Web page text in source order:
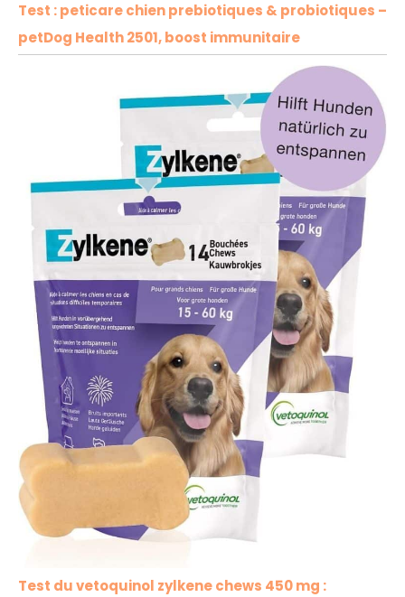
Test : peticare chien prebiotiques & probiotiques –
petDog Health 2501, boost immunitaire
Test du vetoquinol zylkene chews 450 mg :